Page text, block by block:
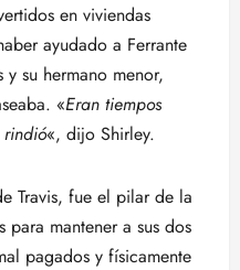
en viviendas
ayudado a Ferrante
su hermano menor,
«Eran tiempos
rindió«, dijo Shirley.
Travis, fue el pilar de la
para mantener a sus dos
pagados y físicamente